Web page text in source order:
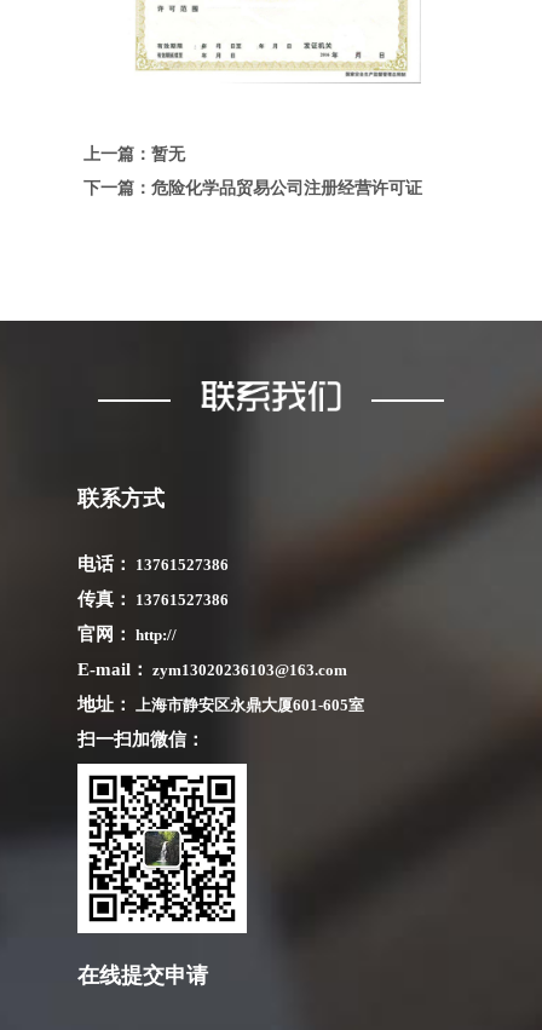
上一篇：暂无
下一篇：危险化学品贸易公司注册经营许可证
联系方式
电话： 13761527386
传真： 13761527386
官网： http://
E-mail： zym13020236103@163.com
地址： 上海市静安区永鼎大厦601-605室
扫一扫加微信：
在线提交申请